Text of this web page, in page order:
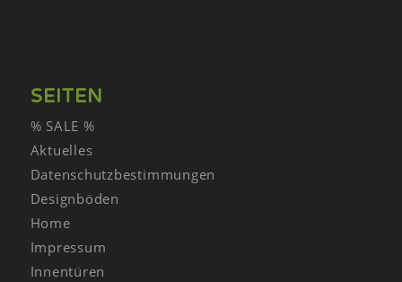
SEITEN
% SALE %
Aktuelles
Datenschutzbestimmungen
Designböden
Home
Impressum
Innentüren